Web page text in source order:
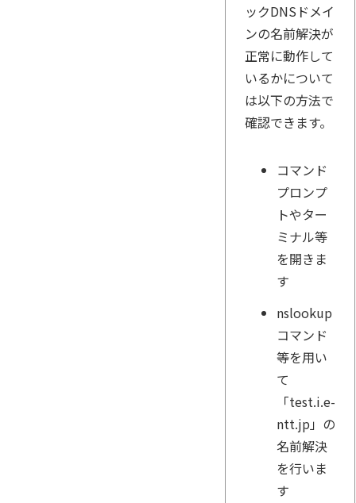
ックDNSドメイ
ンの名前解決が
正常に動作して
いるかについて
は以下の方法で
確認できます。
コマンド
プロンプ
トやター
ミナル等
を開きま
す
nslookup
コマンド
等を用い
て
「test.i.e-
ntt.jp」の
名前解決
を行いま
す